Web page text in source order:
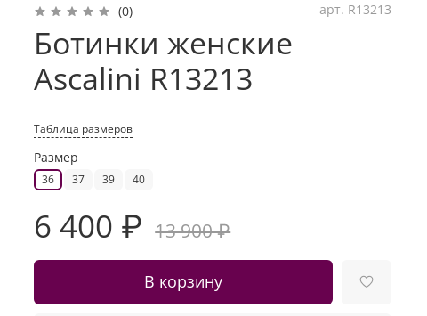
(0) арт. R13213
Ботинки женские
Ascalini R13213
Таблица размеров
Размер
36 37 39 40
6 400 ₽ 13 900 ₽
В корзину